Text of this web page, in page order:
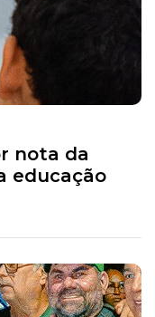
nota da
educação